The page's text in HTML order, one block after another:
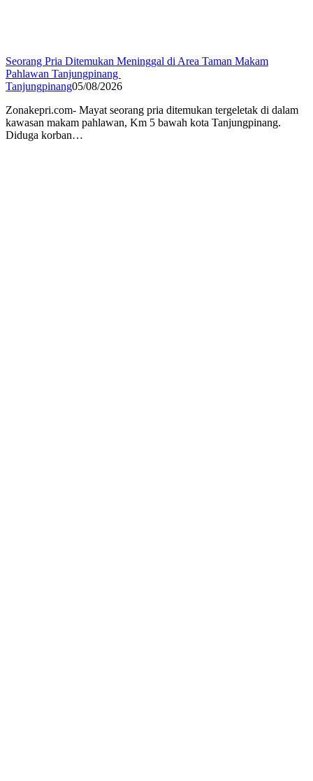
Seorang Pria Ditemukan Meninggal di Area Taman Makam
Pahlawan Tanjungpinang
Tanjungpinang05/08/2026
Zonakepri.com- ‎Mayat seorang pria ditemukan tergeletak di dalam
kawasan makam pahlawan, Km 5 bawah kota Tanjungpinang.
Diduga korban…